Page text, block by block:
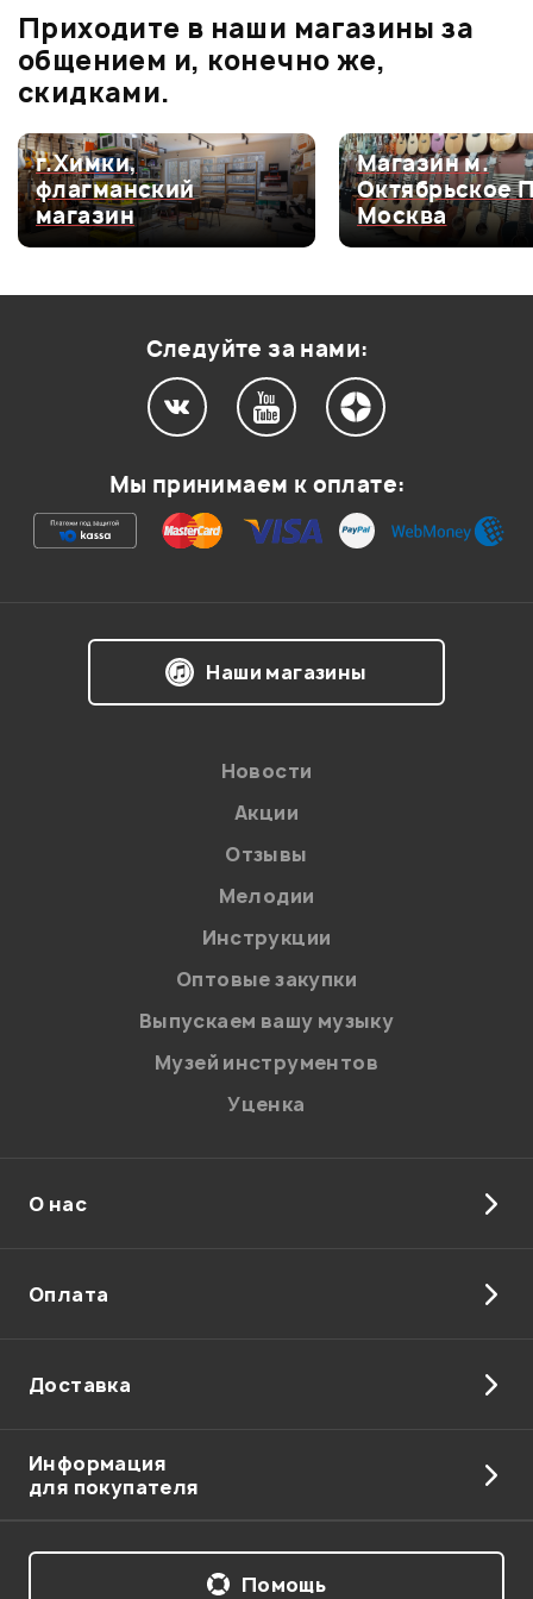
0.0
Оценка5
0
Оценка4
0
Оценка3
0
Ваша оценка:
на обработку персональных данных в
Политикой в отношении обработки
персональных данных.
Введите проверочное число:
Отправить
Приходите в наши магазины за
общением и, конечно же,
скидками.
г.Химки,
флагманский
магазин
Магазин м.
Октябрьское
Москва
Следуйте за нами:
Мы принимаем к оплате:
Наши магазины
Новости
Акции
Отзывы
Мелодии
Инструкции
Оптовые закупки
Выпускаем вашу музыку
Музей инструментов
Уценка
О нас
Оплата
Доставка
Информация
для покупателя
Помощь